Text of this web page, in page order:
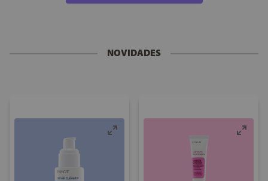
NOVIDADES